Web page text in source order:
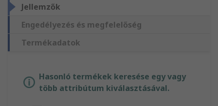
Jellemzők
Engedélyezés és megfelelőség
Termékadatok
Hasonló termékek keresése egy vagy
több attribútum kiválasztásával.